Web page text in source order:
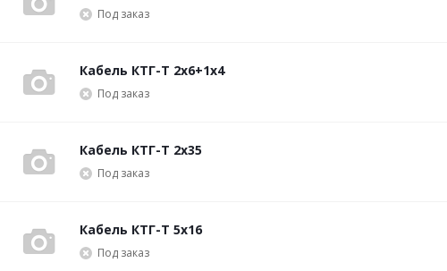
Под заказ
Кабель КТГ-Т 2х6+1х4
Под заказ
Кабель КТГ-Т 2х35
Под заказ
Кабель КТГ-Т 5х16
Под заказ